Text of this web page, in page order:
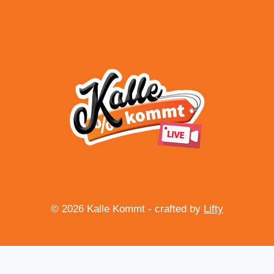
© 2026 Kalle Kommt - crafted by Lifty